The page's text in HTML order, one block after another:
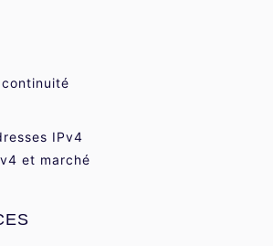
IPv4
et marché